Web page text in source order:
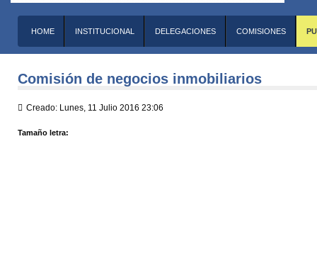
HOME INSTITUCIONAL DELEGACIONES COMISIONES
Comisión de negocios inmobiliarios
Creado: Lunes, 11 Julio 2016 23:06
Tamaño letra: